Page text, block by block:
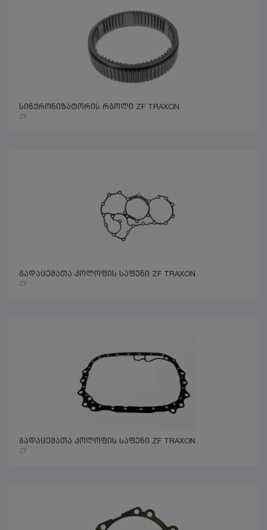
სინქრონიზატორის რგოლი ZF TRAXON
ZF
გადაცემათა კოლოფის საფენი ZF TRAXON
ZF
გადაცემათა კოლოფის საფენი ZF TRAXON
ZF